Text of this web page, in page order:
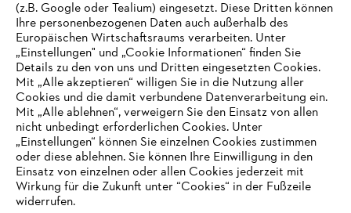
Unternehmen
Online Shop
Service
IHR BROWSER WIRD NICHT
UNTERSTÜTZT
(z.B. Google oder Tealium) eingesetzt. Diese Dritten können
Ihre personenbezogenen Daten auch außerhalb des
Europäischen Wirtschaftsraums verarbeiten. Unter
„Einstellungen" und „Cookie Informationen“ finden Sie
Details zu den von uns und Dritten eingesetzten Cookies.
Mit „Alle akzeptieren“ willigen Sie in die Nutzung aller
Cookies und die damit verbundene Datenverarbeitung ein.
Mit „Alle ablehnen“, verweigern Sie den Einsatz von allen
nicht unbedingt erforderlichen Cookies. Unter
„Einstellungen“ können Sie einzelnen Cookies zustimmen
oder diese ablehnen. Sie können Ihre Einwilligung in den
Einsatz von einzelnen oder allen Cookies jederzeit mit
Wirkung für die Zukunft unter “Cookies“ in der Fußzeile
widerrufen.